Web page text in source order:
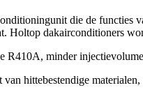
die de functies
Holtop dakairconditioners
R410A, minder
van hittebestendige